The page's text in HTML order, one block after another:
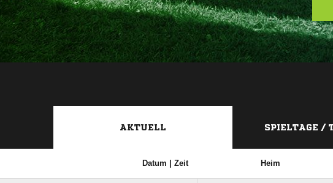
AKTUELL SPIELTAGE /
Datum | Zeit Heim